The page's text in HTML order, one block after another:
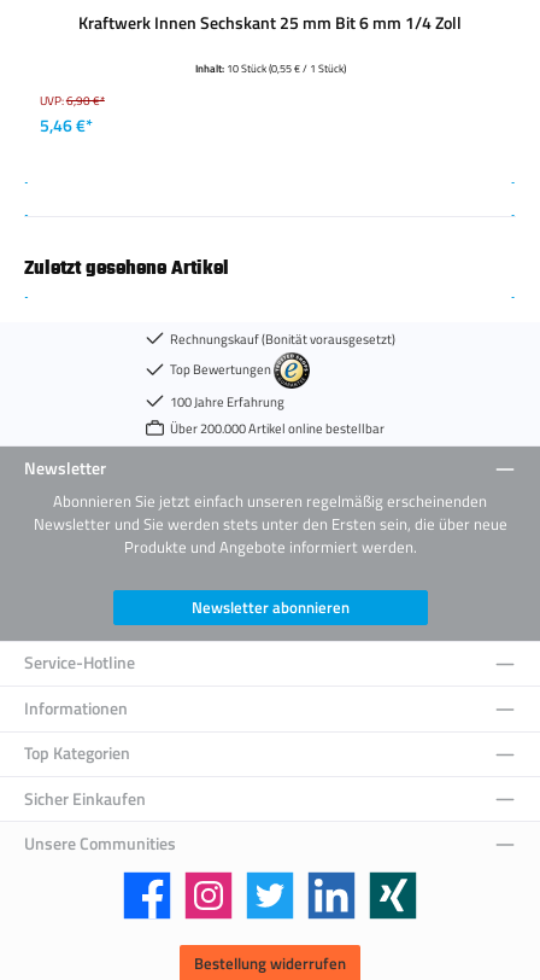
Kraftwerk Innen Sechskant 25 mm Bit 6 mm 1/4 Zoll
Inhalt: 10 Stück(0,55 € / 1 Stück)
UVP:6,90 €*
5,46 €*
Zuletzt gesehene Artikel
Rechnungskauf (Bonität vorausgesetzt)
Top Bewertungen
100 Jahre Erfahrung
Über 200.000 Artikel online bestellbar
Newsletter
Abonnieren Sie jetzt einfach unseren regelmäßig erscheinenden
Newsletter und Sie werden stets unter den Ersten sein, die über neue
Produkte und Angebote informiert werden.
Newsletter abonnieren
Service-Hotline
Informationen
Top Kategorien
Sicher Einkaufen
Unsere Communities
Facebook Instagram Twitter LinkedIn Xing
Bestellung widerrufen